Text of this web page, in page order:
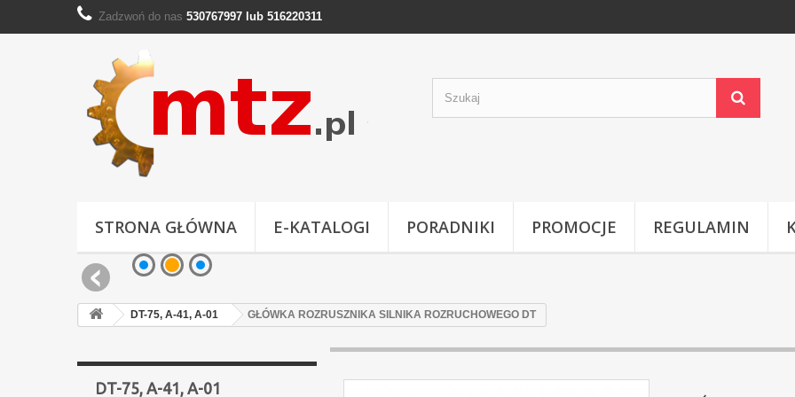
Zadzwoń do nas 530767997 lub 516220311
STRONA GŁÓWNA E-KATALOGI PORADNIKI PROMOCJE REGULAMIN
DT-75, A-41, A-01 GŁÓWKA ROZRUSZNIKA SILNIKA ROZRUCHOWEGO DT
DT-75, A-41, A-01